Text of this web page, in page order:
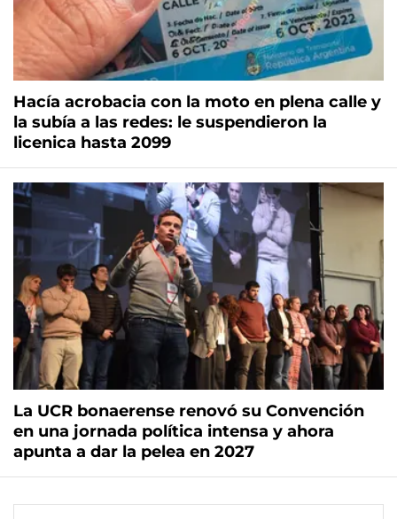
Hacía acrobacia con la moto en plena calle y
la subía a las redes: le suspendieron la
licenica hasta 2099
La UCR bonaerense renovó su Convención
en una jornada política intensa y ahora
apunta a dar la pelea en 2027